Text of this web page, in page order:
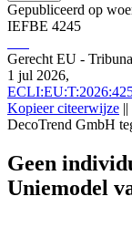
Gepubliceerd op
IEFBE 4245
Gerecht EU -
1 jul 2026,
Kopieer citeerwijze ||
DecoTrend GmbH
Tec Ltd), https://
karakter-voor-
Geen
Uniemodel